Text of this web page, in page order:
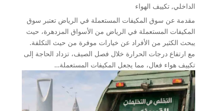
الداخلي, تكييف الهواء
مقدمة عن سوق المكيفات المستعملة في الرياض تعتبر سوق
المكيفات المستعملة في الرياض من الأسواق المزدهرة، حيث
يبحث الكثير من الأفراد عن خيارات موفرة من حيث التكلفة.
مع ارتفاع درجات الحرارة خلال فصل الصيف، تزداد الحاجة إلى
تكييف هواء فعال، مما يجعل المكيفات المستعملة…